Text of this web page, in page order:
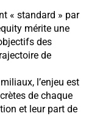
« standard » par
mérite une
des
de
l’enjeu est
de chaque
et leur part de